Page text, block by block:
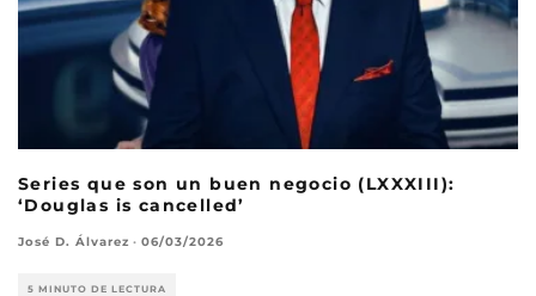
Series que son un buen negocio (LXXXIII):
‘Douglas is cancelled’
José D. Álvarez · 06/03/2026
5 MINUTO DE LECTURA